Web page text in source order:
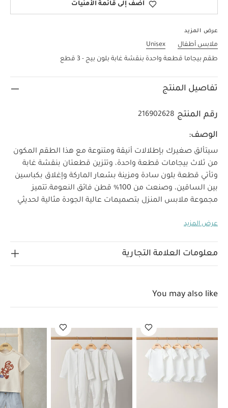
أضف إلى قائمة الأمنيات
عرض المزيد
ملابس أطفال
Unisex
طقم بيجاما قطعة واحدة بنقشة غابة بلون بيج - 3 قطع
تفاصيل المنتج
رقم المنتج 216902628
الوصف:
سيتألق صغيرك بإطلالات أنيقة ومتنوعة مع هذا الطقم المكون
من ثلاث بيجامات قطعة واحدة، وتتزين قطعتان بنقشة غابة
وتأتي قطعة بلون سادة ومزينة بشعار الماركة وإغلاق بكباسين
بين الساقين، وصنعت من 100‏‏‏‏%‏‏ قطن فائق النعومة.
تتميز
مجموعة ملابس المنزل بتصميمات عالية الجودة مثالية لحديثي
تنسيقها معًا وتنظيفها بسهولة لإطلالة يومية أنيقة، مما
بين الخامات اللطيفة والتصميمات المريحة التي تناسب استخدام
تعليمات العناية/الإرشادات:
تجفيف على درجة حرارة منخفضة
حرارة منخفضة
ممنوع التنظيف الجاف
تغسل الألوان
الداكنة على حدة
كيّ على الجانب الداخلي قد يعجبك أيضاً:
قطع
طقم بيجاما قطعة واحدة عضوية بلون أبيض - 3 قطع
تيشيرت وشورت بنقشة سرطان بحر، قطعتين
طقم قميص وشورت
طقم بودي سوت بنقشة طائر
عرض المزيد
معلومات العلامة التجارية
You may also like